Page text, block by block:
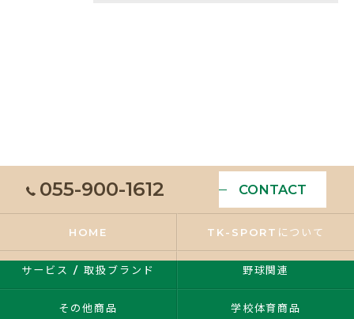
055-900-1612 CONTACT
HOME TK-SPORTについて
サービス / 取扱ブランド 野球関連
その他商品 学校体育商品